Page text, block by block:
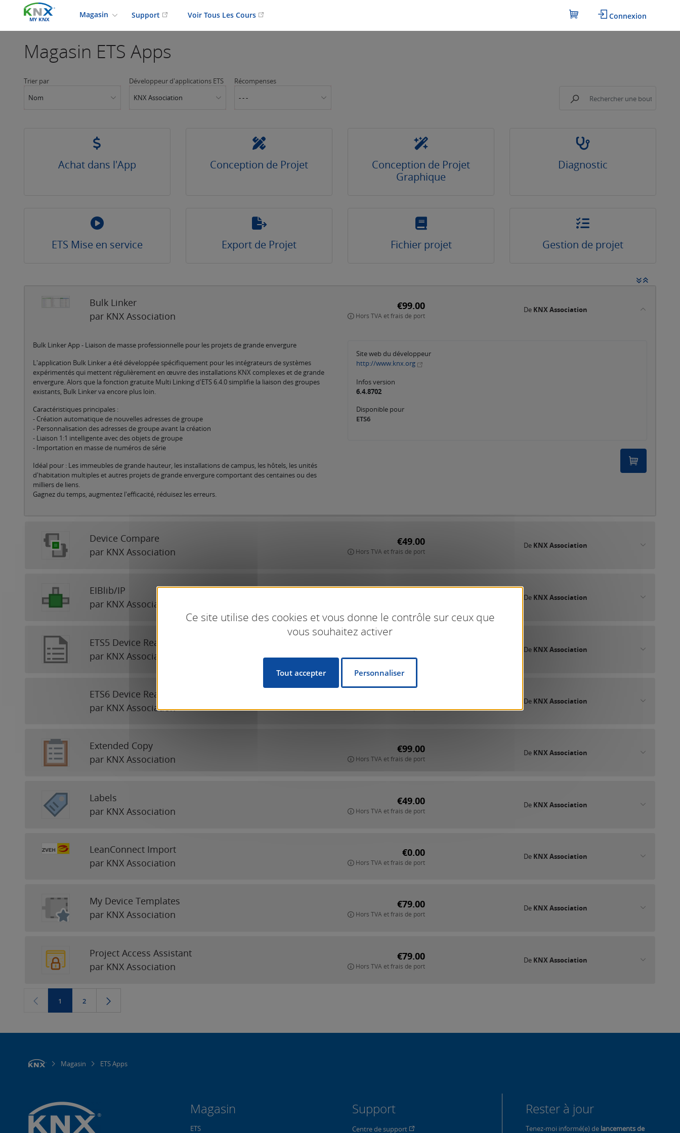
MY KNX
Magasin Support Voir Tous Les Cours Connexion
Magasin ETS Apps
Trier par
Nom
Développeur d'applications ETS
KNX Association
Récompenses
- - -
Achat dans l'App Conception de Projet
Conception de Projet
Graphique
Diagnostic
ETS Mise en service Export de Projet Fichier projet Gestion de projet
Bulk Linker
par KNX Association
€99.00
Hors TVA et frais de port
De KNX Association
Bulk Linker App - Liaison de masse professionnelle pour les projets de grande envergure
L'application Bulk Linker a été développée spécifiquement pour les intégrateurs de systèmes
expérimentés qui mettent régulièrement en œuvre des installations KNX complexes et de grande
envergure. Alors que la fonction gratuite Multi Linking d'ETS 6.4.0 simplifie la liaison des groupes
existants, Bulk Linker va encore plus loin.
Caractéristiques principales :
- Création automatique de nouvelles adresses de groupe
- Personnalisation des adresses de groupe avant la création
- Liaison 1:1 intelligente avec des objets de groupe
- Importation en masse de numéros de série
Idéal pour : Les immeubles de grande hauteur, les installations de campus, les hôtels, les unités
d'habitation multiples et autres projets de grande envergure comportant des centaines ou des
milliers de liens.
Gagnez du temps, augmentez l'efficacité, réduisez les erreurs.
Site web du développeur
http://www.knx.org
Infos version
6.4.8702
Disponible pour
ETS6
Device Compare
par KNX Association
€49.00
Hors TVA et frais de port
De KNX Association
EIBlib/IP
par KNX Association
De KNX Association
ETS5 Device Reader
par KNX Association
Hors TVA et frais de port
De KNX Association
ETS6 Device Reader
par KNX Association
Hors TVA et frais de port
De KNX Association
Extended Copy
par KNX Association
€99.00
Hors TVA et frais de port
De KNX Association
Labels
par KNX Association
€49.00
Hors TVA et frais de port
De KNX Association
LeanConnect Import
par KNX Association
€0.00
Hors TVA et frais de port
De KNX Association
My Device Templates
par KNX Association
€79.00
Hors TVA et frais de port
De KNX Association
Project Access Assistant
par KNX Association
€79.00
Hors TVA et frais de port
De KNX Association
1 2
Magasin ETS Apps
Magasin
ETS
Support
Centre de support
Rester à jour
Tenez-moi informé(e) de lancements de
Ce site utilise des cookies et vous donne le contrôle sur ceux que
vous souhaitez activer
Tout accepter Personnaliser